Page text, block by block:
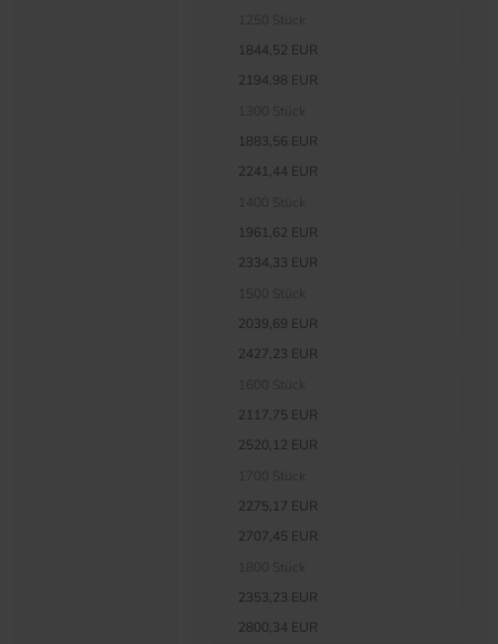
1844,52 EUR
2194,98 EUR
1883,56 EUR
2241,44 EUR
1961,62 EUR
2334,33 EUR
2039,69 EUR
2427,23 EUR
2117,75 EUR
2520,12 EUR
2275,17 EUR
2707,45 EUR
2353,23 EUR
2800,34 EUR